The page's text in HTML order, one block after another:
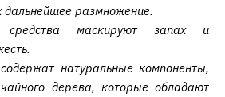
размножение.
средства маскируют запах и
натуральные компоненты,
дерева, которые обладают